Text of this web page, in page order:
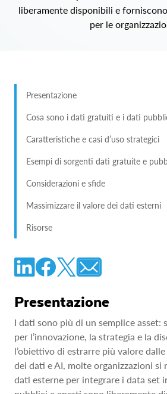
liberamente disponibili e
per le
Presentazione
Cosa sono i dati gratuiti e i dati
Caratteristiche e casi d’uso strategici
Esempi di sorgenti dati gratuite e
Considerazioni e sfide
Massimizzare il valore dei dati esterni
Risorse
Presentazione
I dati sono più di un semplice asset:
per l’innovazione, la strategia e la
l’obiettivo di estrarre più valore
dei dati e AI, molte organizzazioni si
dati esterne per integrare i data set